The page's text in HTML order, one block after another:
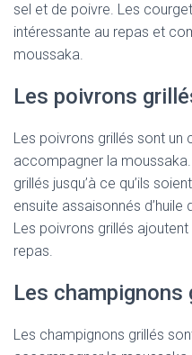
sel et de poivre. Les
intéressante au repas et
moussaka.
Les poivrons
Les poivrons grillés sont un
accompagner la
grillés jusqu’à ce qu’ils
ensuite assaisonnés d’huile
Les poivrons grillés
repas.
Les champignons
Les champignons grillés